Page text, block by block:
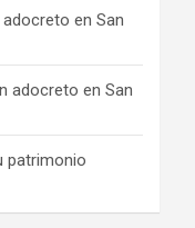
en San
adocreto en San
patrimonio